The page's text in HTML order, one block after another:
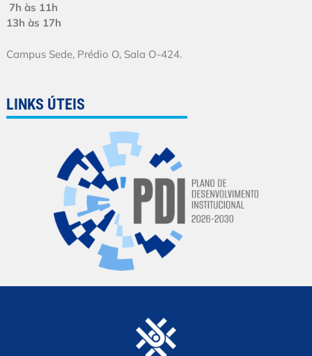
7h às 11h
13h às 17h
Campus Sede, Prédio O, Sala O-424.
LINKS ÚTEIS